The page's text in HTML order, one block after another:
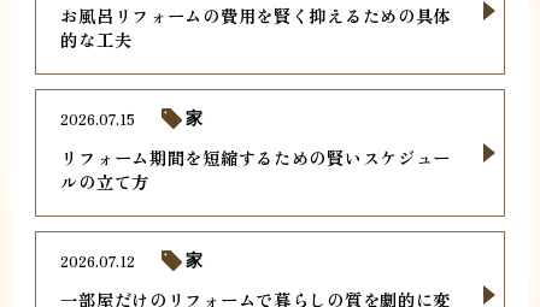
お風呂リフォームの費用を賢く抑えるための具体
的な工夫
リフォーム期間を短縮するための賢いスケジュー
ルの立て方
2026.07.15 家
一部屋だけのリフォームで暮らしの質を劇的に変
2026.07.12 家